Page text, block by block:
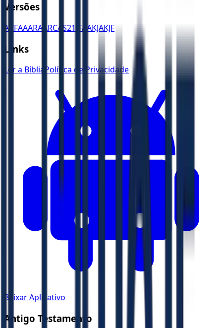
Versões
ACFAAARA ARCAS21 JFAAKJAKJF
Links
Ler a Bíblia Política de Privacidade
Baixar Aplicativo
Antigo Testamento